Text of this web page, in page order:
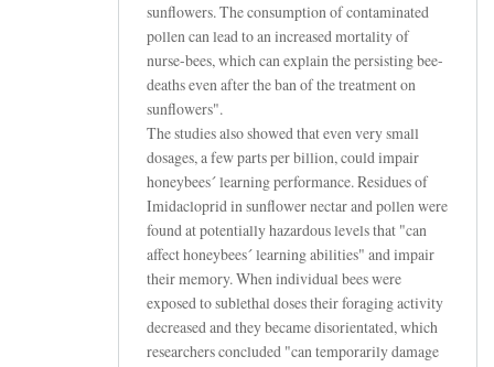
sunflowers. The consumption of contaminated
pollen can lead to an increased mortality of
nurse-bees, which can explain the persisting bee-
deaths even after the ban of the treatment on
sunflowers".
The studies also showed that even very small
dosages, a few parts per billion, could impair
honeybees´ learning performance. Residues of
Imidacloprid in sunflower nectar and pollen were
found at potentially hazardous levels that "can
affect honeybees´ learning abilities" and impair
their memory. When individual bees were
exposed to sublethal doses their foraging activity
decreased and they became disorientated, which
researchers concluded "can temporarily damage